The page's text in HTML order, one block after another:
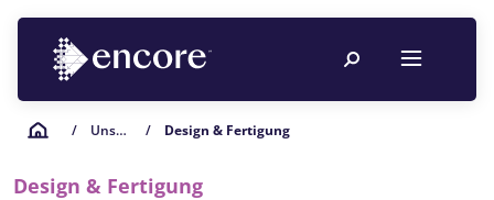
/ Unsere Leistungen / Design & Fertigung
Design & Fertigung